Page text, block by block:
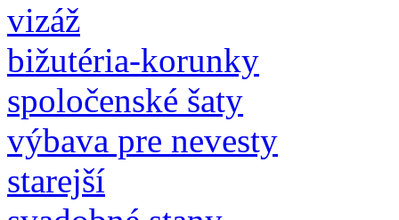
vizáž
bižutéria-korunky
spoločenské šaty
výbava pre nevesty
starejší